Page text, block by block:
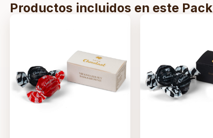
Productos incluidos en este Pack